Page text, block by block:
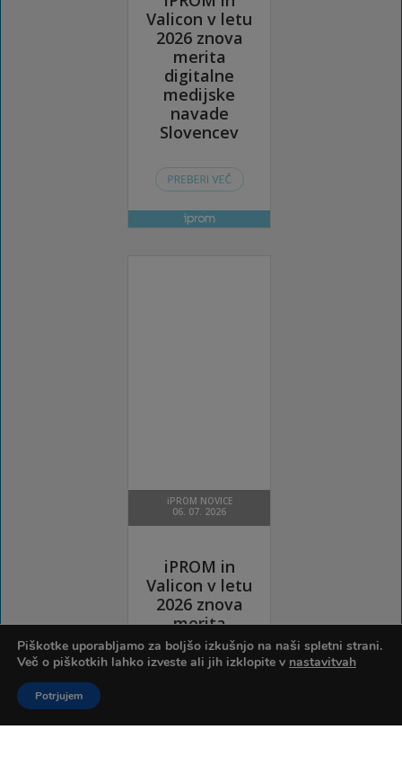
Piškotke uporabljamo za boljšo izkušnjo na naši spletni strani.
Več o piškotkih lahko izveste ali jih izklopite v nastavitvah
Potrjujem